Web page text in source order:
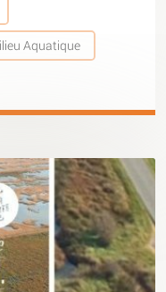
Aquatique